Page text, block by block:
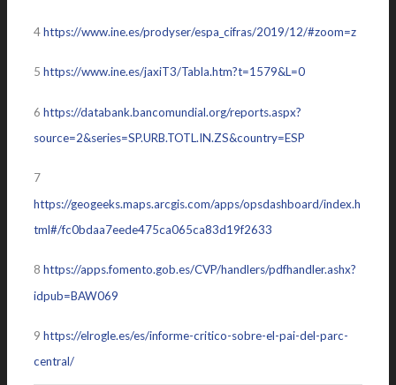
4https://www.ine.es/prodyser/espa_cifras/2019/12/#zoom=z
5 https://www.ine.es/jaxiT3/Tabla.htm?t=1579&L=0
6 https://databank.bancomundial.org/reports.aspx?
source=2&series=SP.URB.TOTL.IN.ZS&country=ESP
7
https://geogeeks.maps.arcgis.com/apps/opsdashboard/index.h
tml#/fc0bdaa7eede475ca065ca83d19f2633
8 https://apps.fomento.gob.es/CVP/handlers/pdfhandler.ashx?
idpub=BAW069
9 https://elrogle.es/es/informe-critico-sobre-el-pai-del-parc-
central/